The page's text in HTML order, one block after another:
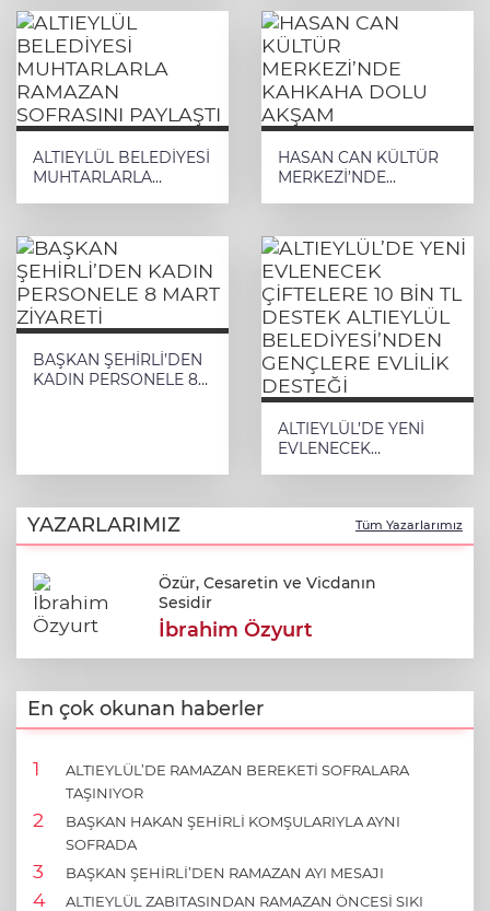
ALTIEYLÜL BELEDİYESİ
MUHTARLARLA
HASAN CAN KÜLTÜR
MERKEZİ’NDE
BAŞKAN ŞEHİRLİ’DEN
KADIN PERSONELE 8
ALTIEYLÜL’DE YENİ
EVLENECEK
BELEDİYESİ’NDEN
GENÇLERE EVLİLİK
DESTEĞİ
YAZARLARIMIZ Tüm Yazarlarımız
Özür, Cesaretin ve Vicdanın
Sesidir
İbrahim Özyurt
En çok okunan haberler
ALTIEYLÜL’DE RAMAZAN BEREKETİ SOFRALARA
TAŞINIYOR
BAŞKAN HAKAN ŞEHİRLİ KOMŞULARIYLA AYNI
SOFRADA
BAŞKAN ŞEHİRLİ’DEN RAMAZAN AYI MESAJI
ALTIEYLÜL ZABITASINDAN RAMAZAN ÖNCESİ SIKI